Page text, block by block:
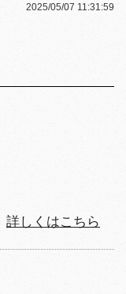
2025/05/07 11:31:59
詳しくはこちら